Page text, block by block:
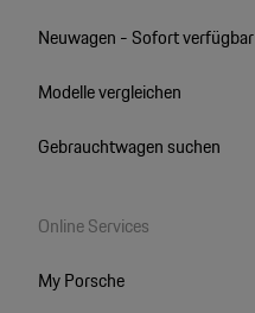
Neuwagen - Sofort verfügbar
Modelle vergleichen
Gebrauchtwagen suchen
Online Services
My Porsche